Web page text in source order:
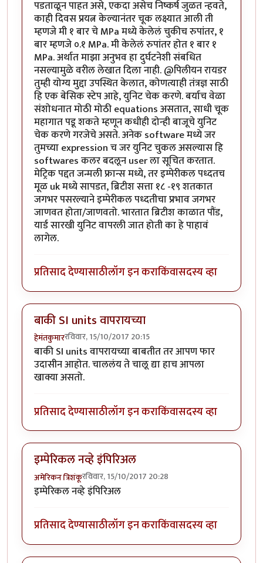
पडताळून पाहत असे, एकदा असेच निष्कर्ष जुळत न्हवते,
काही दिवस प्रयत्न केल्यानंतर चूक लक्ष्यात आली ती
म्हणजे मी १ बार चे MPa मध्ये केलेलं चुकीच रुपांतर, १
बार म्हणजे ०.१ MPa. मी केलेलं रुपांतर होत १ बार १
MPa. अर्थात माझा अनुभव हा दुर्घटनेशी संबधित
नसल्यामुळे वरील लेखात दिला नाही. @पिलीयन रायडर
तुम्ही योग्य मुद्दा उपस्थित केलात, कोणत्याही तंत्रज्ञ साठी
हि एक बेसिक स्टेप आहे, युनिट चेक करणे. बर्याच वेळा
संशोधनात मोठी मोठी equations असतात, साधी चूक
महागात पडू शकते म्हणून कधीही दोन्ही बाजूचे युनिट
चेक करणे गरजेचे असते. अनेक software मध्ये जर
तुमच्या expression च जर युनिट चुकल असल्यास हि
softwares कलर बदलून user ला सूचित करतात.
मेट्रिक पद्दत जन्मली फ्रान्स मध्ये, तर इम्पेरीकल पध्दतच
मूळ uk मध्ये सापडत, ब्रिटीश सत्ता १८ -१९ शतकात
जगभर पसरल्याने इम्पेरीकल पध्दतीचा प्रभाव जगभर
जाणवत होता/जाणवतो. भारतात ब्रिटीश काळात पौंड,
यार्ड सारखी युनिट वापरली जात होती का हे पाहावं
लागेल.
प्रतिसाद देण्यासाठीलॉग इन कराकिंवासदस्य व्हा
बाकी SI units वापरायच्या
हेमंतकुमाररविवार, 15/10/2017 20:15
बाकी SI units वापरायच्या बाबतीत तर आपण फार
उदासीन आहोत. चाललंय ते चालू द्या हाच आपला
खाक्या असतो.
प्रतिसाद देण्यासाठीलॉग इन कराकिंवासदस्य व्हा
इम्पेरिकल नव्हे इंपिरिअल
अमेरिकन त्रिशंकूरविवार, 15/10/2017 20:28
इम्पेरिकल नव्हे इंपिरिअल
प्रतिसाद देण्यासाठीलॉग इन कराकिंवासदस्य व्हा